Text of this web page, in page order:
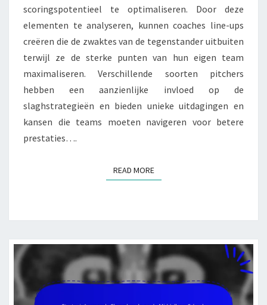
scoringspotentieel te optimaliseren. Door deze
elementen te analyseren, kunnen coaches line-ups
creëren die de zwaktes van de tegenstander uitbuiten
terwijl ze de sterke punten van hun eigen team
maximaliseren. Verschillende soorten pitchers
hebben een aanzienlijke invloed op de
slaghstrategieën en bieden unieke uitdagingen en
kansen die teams moeten navigeren voor betere
prestaties….
READ MOREREAD MORE